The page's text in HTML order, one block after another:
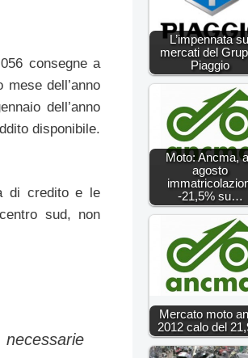
consegne a
dell’anno
dell’anno
disponibile.
di credito e le
sud, non
L’impennata
mercati del
Piaggio
Moto: Ancma,
agosto
-21,5% su…
Mercato moto
2012 calo del